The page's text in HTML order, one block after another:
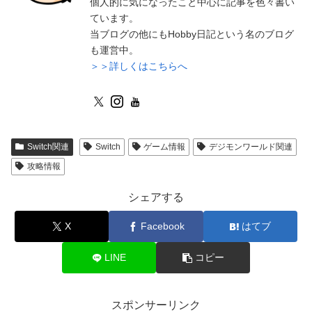
個人的に気になったこと中心に記事を色々書い
ています。
当ブログの他にもHobby日記という名のブログ
も運営中。
＞＞詳しくはこちらへ
Switch関連 Switch ゲーム情報
デジモンワールド関連
攻略情報
シェアする
X Facebook はてブ
LINE コピー
スポンサーリンク